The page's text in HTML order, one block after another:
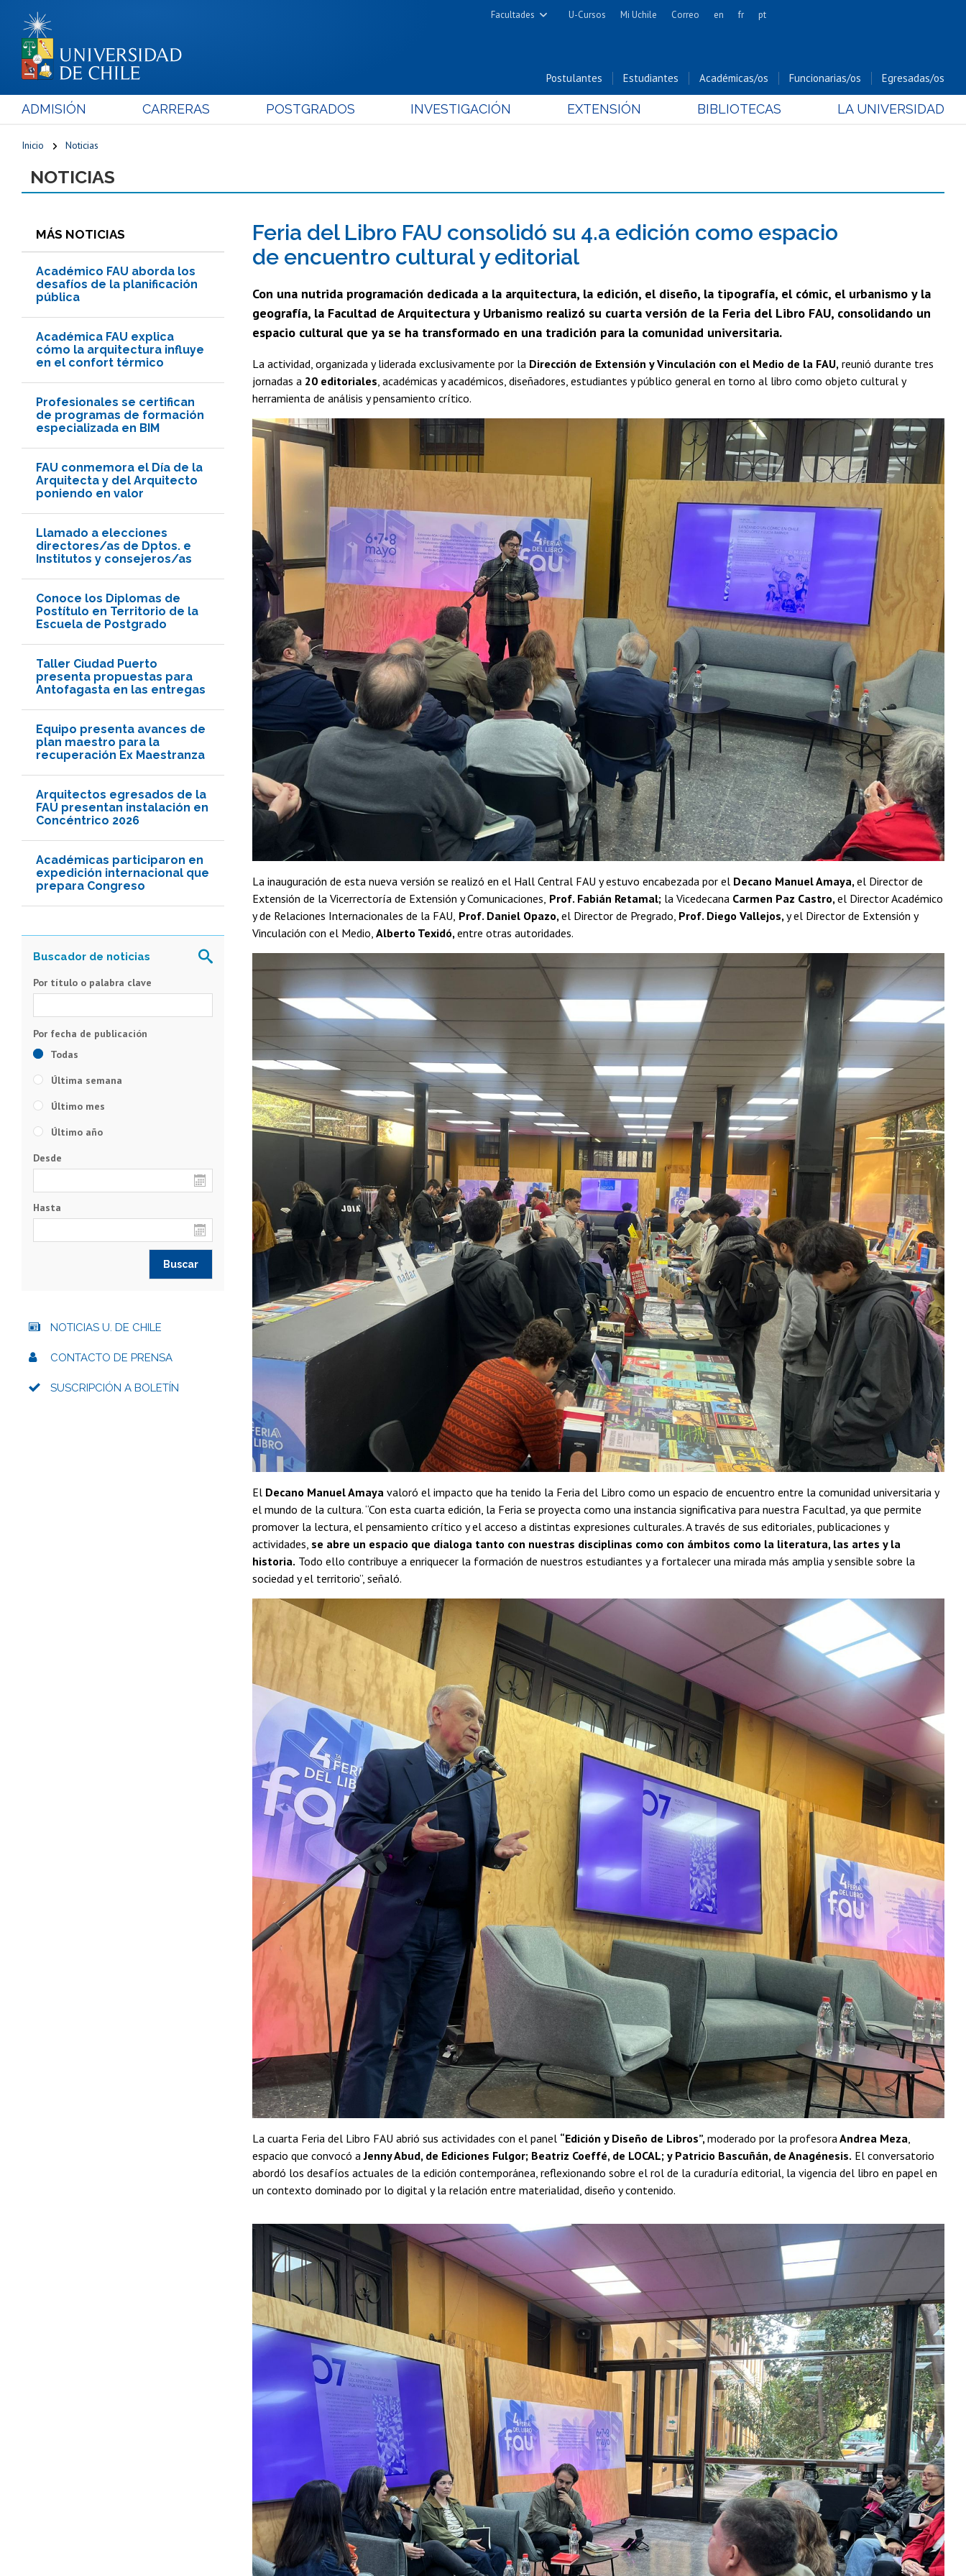
Facultades
Cs. Físicas y Matemáticas
Cs. Forestales y Conservación
Cs. Químicas y Farmacéuticas
Cs. Sociales
Estudios Avanzados en Educación
Nutrición y Tecnología de
U-Cursos Mi Uchile Correo en fr pt
Postulantes Estudiantes Académicas/os Funcionarias/os Egresadas/os
ADMISIÓN CARRERAS POSTGRADOS INVESTIGACIÓN EXTENSIÓN BIBLIOTECAS LA UNIVERSIDAD
Inicio Noticias
NOTICIAS
MÁS NOTICIAS
Académico FAU aborda los
desafíos de la planificación
pública
Académica FAU explica
cómo la arquitectura influye
en el confort térmico
Profesionales se certifican
de programas de formación
especializada en BIM
FAU conmemora el Día de la
Arquitecta y del Arquitecto
poniendo en valor
Llamado a elecciones
directores/as de Dptos. e
Institutos y consejeros/as
Conoce los Diplomas de
Postítulo en Territorio de la
Escuela de Postgrado
Taller Ciudad Puerto
presenta propuestas para
Antofagasta en las entregas
Equipo presenta avances de
plan maestro para la
recuperación Ex Maestranza
Arquitectos egresados de la
FAU presentan instalación en
Concéntrico 2026
Académicas participaron en
expedición internacional que
prepara Congreso
Feria del Libro FAU consolidó su 4.a edición como espacio
de encuentro cultural y editorial
Con una nutrida programación dedicada a la arquitectura, la edición, el diseño, la tipografía, el cómic, el urbanismo y la
geografía, la Facultad de Arquitectura y Urbanismo realizó su cuarta versión de la Feria del Libro FAU, consolidando un
espacio cultural que ya se ha transformado en una tradición para la comunidad universitaria.
La actividad, organizada y liderada exclusivamente por la Dirección de Extensión y Vinculación con el Medio de la FAU, reunió durante tres
jornadas a 20 editoriales , académicas y académicos, diseñadores, estudiantes y público general en torno al libro como objeto cultural y
herramienta de análisis y pensamiento crítico.
La inauguración de esta nueva versión se realizó en el Hall Central FAU y estuvo encabezada por el Decano Manuel Amaya,el Director de
Extensión de la Vicerrectoría de Extensión y Comunicaciones, Prof. Fabián Retamal; la Vicedecana Carmen Paz Castro,el Director Académico
y de Relaciones Internacionales de la FAU, Prof. Daniel Opazo,el Director de Pregrado, Prof. Diego Vallejos,y el Director de Extensión y
Vinculación con el Medio, Alberto Texidó,entre otras autoridades.
El Decano Manuel Amaya valoró el impacto que ha tenido la Feria del Libro como un espacio de encuentro entre la comunidad universitaria y
el mundo de la cultura. “Con esta cuarta edición, la Feria se proyecta como una instancia significativa para nuestra Facultad, ya que permite
promover la lectura, el pensamiento crítico y el acceso a distintas expresiones culturales. A través de sus editoriales, publicaciones y
actividades, se abre un espacio que dialoga tanto con nuestras disciplinas como con ámbitos como la literatura, las artes y la
historia. Todo ello contribuye a enriquecer la formación de nuestros estudiantes y a fortalecer una mirada más amplia y sensible sobre la
sociedad y el territorio”, señaló.
La cuarta Feria del Libro FAU abrió sus actividades con el panel “Edición y Diseño de Libros”, moderado por la profesora Andrea Meza
espacio que convocó aJenny Abud, de Ediciones Fulgor; Beatriz Coeffé, de LOCAL; y Patricio Bascuñán, de Anagénesis. El conversatorio
abordó los desafíos actuales de la edición contemporánea, reflexionando sobre el rol de la curaduría editorial, la vigencia del libro en papel en
un contexto dominado por lo digital y la relación entre materialidad, diseño y contenido.
Por título o palabra clave
Todas
Última semana
Último mes
Último año
Desde
Hasta
NOTICIAS U. DE CHILE
CONTACTO DE PRENSA
SUSCRIPCIÓN A BOLETÍN